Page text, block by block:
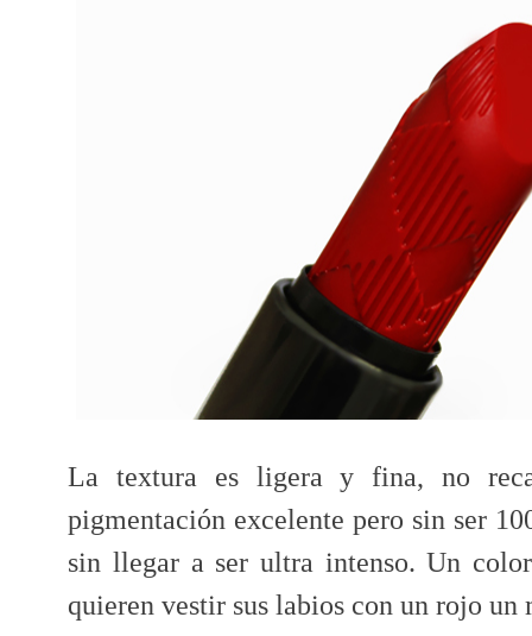
La textura es ligera y fina, no
pigmentación excelente pero sin ser
sin llegar a ser ultra intenso. Un
quieren vestir sus labios con un rojo un